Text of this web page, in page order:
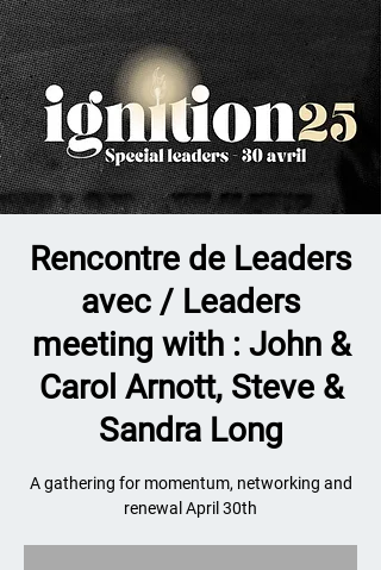
Rencontre de Leaders
avec / Leaders
meeting with : John &
Carol Arnott, Steve &
Sandra Long
A gathering for momentum, networking and
renewal April 30th